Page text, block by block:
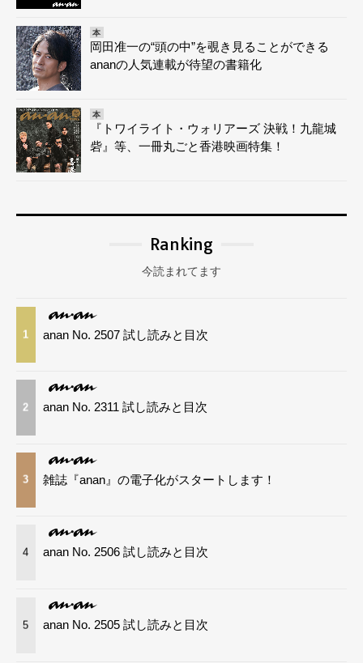
本
岡田准一の“頭の中”を覗き見ることができる
ananの人気連載が待望の書籍化
本
『トワイライト・ウォリアーズ 決戦！九龍城
砦』等、一冊丸ごと香港映画特集！
Ranking
今読まれてます
1 anan No. 2507 試し読みと目次
2 anan No. 2311 試し読みと目次
3 雑誌『anan』の電子化がスタートします！
4 anan No. 2506 試し読みと目次
5 anan No. 2505 試し読みと目次